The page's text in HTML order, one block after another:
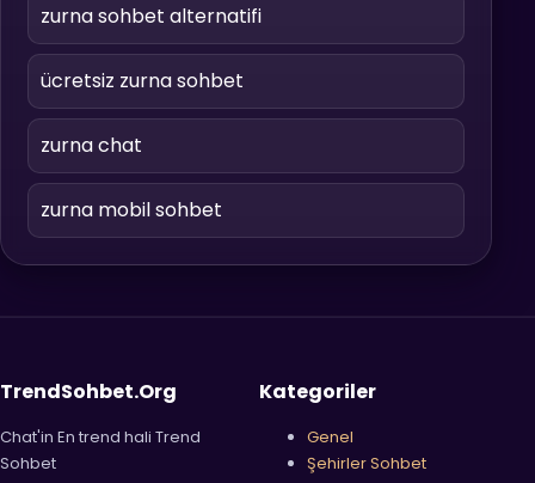
zurna sohbet alternatifi
ücretsiz zurna sohbet
zurna chat
zurna mobil sohbet
TrendSohbet.Org
Chat'in En trend hali Trend
Sohbet
Kategoriler
Genel
Şehirler Sohbet